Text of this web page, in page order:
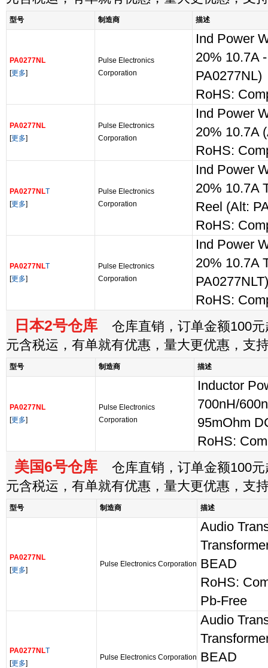
型号 制造商 描述
PA0277NL
[更多]
Pulse Electronics
Corporation
Ind Power
20% 10.7A
PA0277NL)
RoHS:
PA0277NL
[更多]
Pulse Electronics
Corporation
Ind Power
20% 10.7A
RoHS:
PA0277NLT
[更多]
Pulse Electronics
Corporation
Ind Power
20% 10.7A
Reel (Alt:
RoHS:
PA0277NLT
[更多]
Pulse Electronics
Corporation
Ind Power
20% 10.7A
PA0277NLT)
RoHS:
日本2号仓库 仓库直销，订单金额100元
元含税运，有单就有优惠，量大更优惠，支
型号 制造商 描述
PA0277NL
[更多]
Pulse Electronics
Corporation
Inductor
700nH/
95mOhm
RoHS:
美国6号仓库 仓库直销，订单金额100元
元含税运，有单就有优惠，量大更优惠，支
型号 制造商 描述
PA0277NL
[更多]
Pulse Electronics Corporation
Audio
BEAD
RoHS:
Pb-Free
PA0277NLT
[更多]
Pulse Electronics Corporation
Audio
BEAD